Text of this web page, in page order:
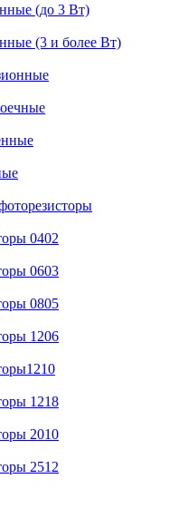
(до 3 Вт)
(3 и более Вт)
0402
0603
0805
1206
1218
2010
2512